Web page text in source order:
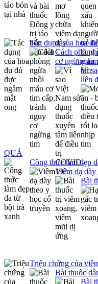
Tác dụng của hoa
Cách phòng
cơ ngừng tim
Vì
liên
QUẢ
Công thức làm đẹp
Viêm dạ dày
Bài
Triệu chứng của
Bài thuốc
Bài